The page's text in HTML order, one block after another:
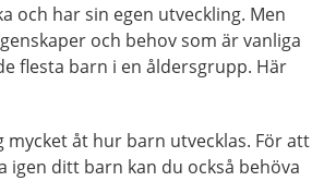
och har sin egen utveckling. Men
och behov som är vanliga
flesta barn i en åldersgrupp. Här
mycket åt hur barn utvecklas. För att
igen ditt barn kan du också behöva